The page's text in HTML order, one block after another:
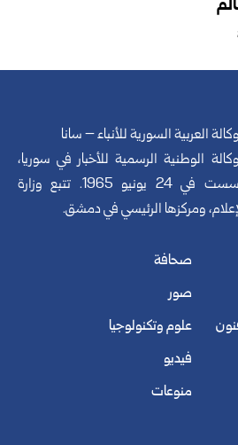
العربية السورية للأنباء – سانا
الوطنية الرسمية للأخبار في سوريا،
تأسست في 24 يونيو 1965. تتبع وزارة
ومركزها الرئيسي في دمشق.
صحافة
صور
علوم وتكنولوجيا
فيديو
منوعات